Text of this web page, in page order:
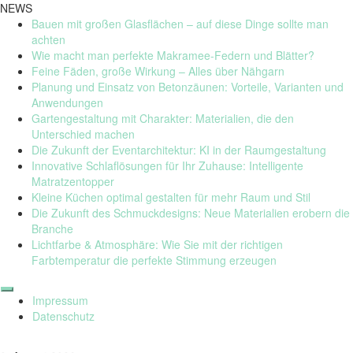
NEWS
Bauen mit großen Glasflächen – auf diese Dinge sollte man
achten
Wie macht man perfekte Makramee-Federn und Blätter?
Feine Fäden, große Wirkung – Alles über Nähgarn
Planung und Einsatz von Betonzäunen: Vorteile, Varianten und
Anwendungen
Gartengestaltung mit Charakter: Materialien, die den
Unterschied machen
Die Zukunft der Eventarchitektur: KI in der Raumgestaltung
Innovative Schlaflösungen für Ihr Zuhause: Intelligente
Matratzentopper
Kleine Küchen optimal gestalten für mehr Raum und Stil
Die Zukunft des Schmuckdesigns: Neue Materialien erobern die
Branche
Lichtfarbe & Atmosphäre: Wie Sie mit der richtigen
Farbtemperatur die perfekte Stimmung erzeugen
Skip
to
content
Impressum
Datenschutz